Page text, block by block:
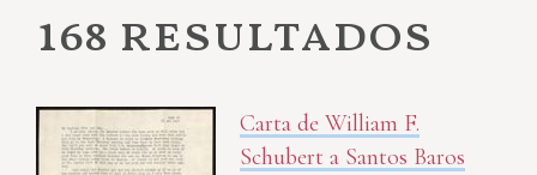
168 resultados
Carta de William F.
Schubert a Santos Baros